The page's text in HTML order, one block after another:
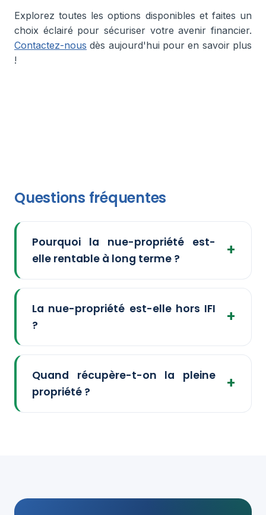
Explorez toutes les options disponibles et faites un
choix éclairé pour sécuriser votre avenir financier.
Contactez-nous dès aujourd'hui pour en savoir plus
!
Questions fréquentes
Pourquoi la nue-propriété est-
elle rentable à long terme ?
La nue-propriété est-elle hors IFI
?
Quand récupère-t-on la pleine
propriété ?